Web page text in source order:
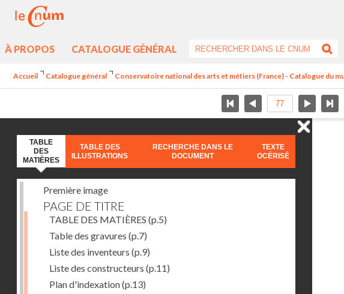
À PROPOS CATALOGUE GÉNÉRAL
Accueil Catalogue général Conservatoire national des arts et métiers (France) - Catalogue du
TABLE
DES
MATIÈRES
TABLE DES
ILLUSTRATIONS
RECHERCHE DANS LE
DOCUMENT
TEXTE
OCÉRISÉ
Première image
PAGE DE TITRE
TABLE DES MATIÈRES (p.5)
Table des gravures (p.7)
Liste des inventeurs (p.9)
Liste des constructeurs (p.11)
Plan d'indexation(p.13)